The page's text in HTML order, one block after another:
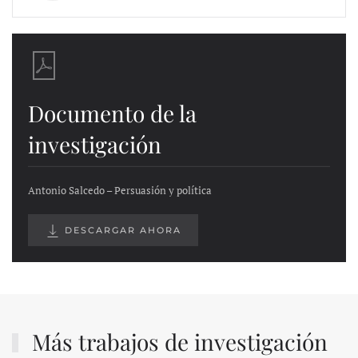
Documento de la
investigación
Antonio Salcedo – Persuasión y política
DESCARGAR AHORA
Más trabajos de investigación